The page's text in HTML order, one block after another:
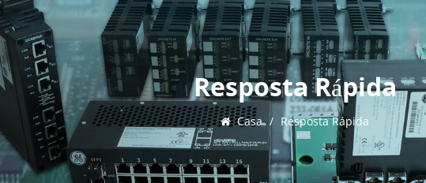
Resposta Rápida
Casa / Resposta Rápida